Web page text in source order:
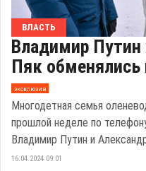
ВЛАСТЬ
Владимир Путин
Пяк обменялись
эксклюзив
Многодетная семья
прошлой неделе по
Владимир Путин и
16.04.2024 09:01